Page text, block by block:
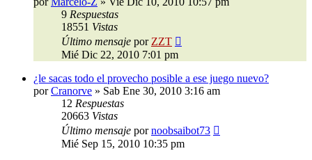
9 Respuestas
18551 Vistas
Último mensaje por ZZT
Mié Dic 22, 2010 7:01 pm
¿le sacas todo el provecho posible a ese juego nuevo?
porCranorve » Sab Ene 30, 2010 3:16 am
12 Respuestas
20663 Vistas
Último mensaje pornoobsaibot73
Mié Sep 15, 2010 10:35 pm